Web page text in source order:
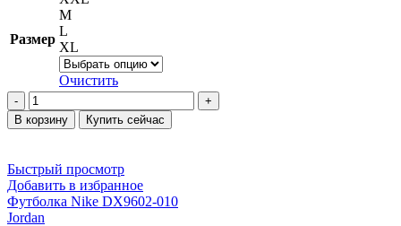
Опции
можно
выбрать
на
странице
Размер
M
L
XL
Очистить
Количество
товара
Толстовка
Sport
Jam
FN5849-
010
В корзину Купить сейчас
Быстрый просмотр
Добавить в избранное
Футболка Nike DX9602-010
Jordan